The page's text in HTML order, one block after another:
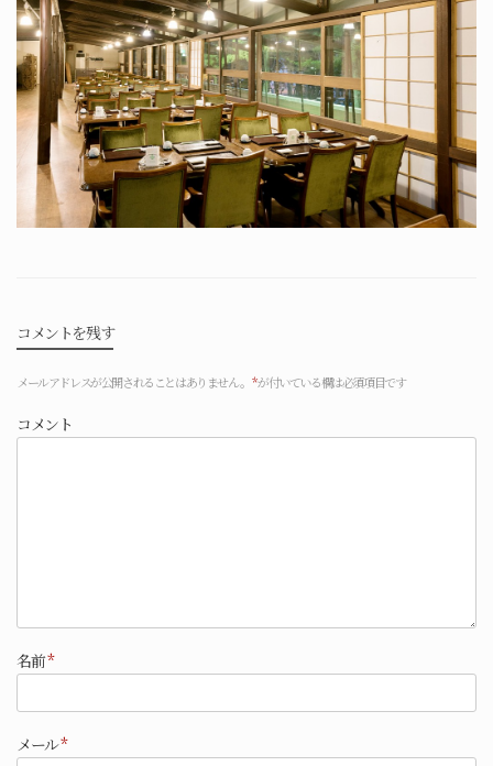
コメントを残す
メールアドレスが公開されることはありません。 *が付いている欄は必須項目です
コメント
名前*
メール*